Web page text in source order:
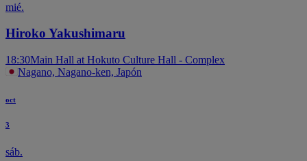
mié.
Hiroko Yakushimaru
18:30Main Hall at Hokuto Culture Hall - Complex
Nagano, Nagano-ken, Japón
oct
3
sáb.